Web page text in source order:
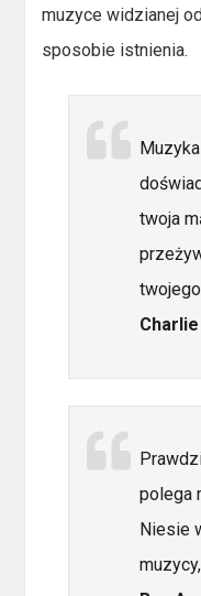
muzyce widzianej
sposobie istnienia.
twoja
polega
Niesie